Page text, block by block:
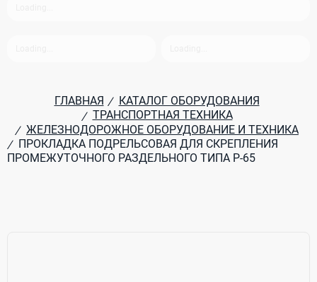
ГЛАВНАЯ / КАТАЛОГ ОБОРУДОВАНИЯ
/ ТРАНСПОРТНАЯ ТЕХНИКА
/ ЖЕЛЕЗНОДОРОЖНОЕ ОБОРУДОВАНИЕ И ТЕХНИКА
/ ПРОКЛАДКА ПОДРЕЛЬСОВАЯ ДЛЯ СКРЕПЛЕНИЯ
ПРОМЕЖУТОЧНОГО РАЗДЕЛЬНОГО ТИПА Р-65